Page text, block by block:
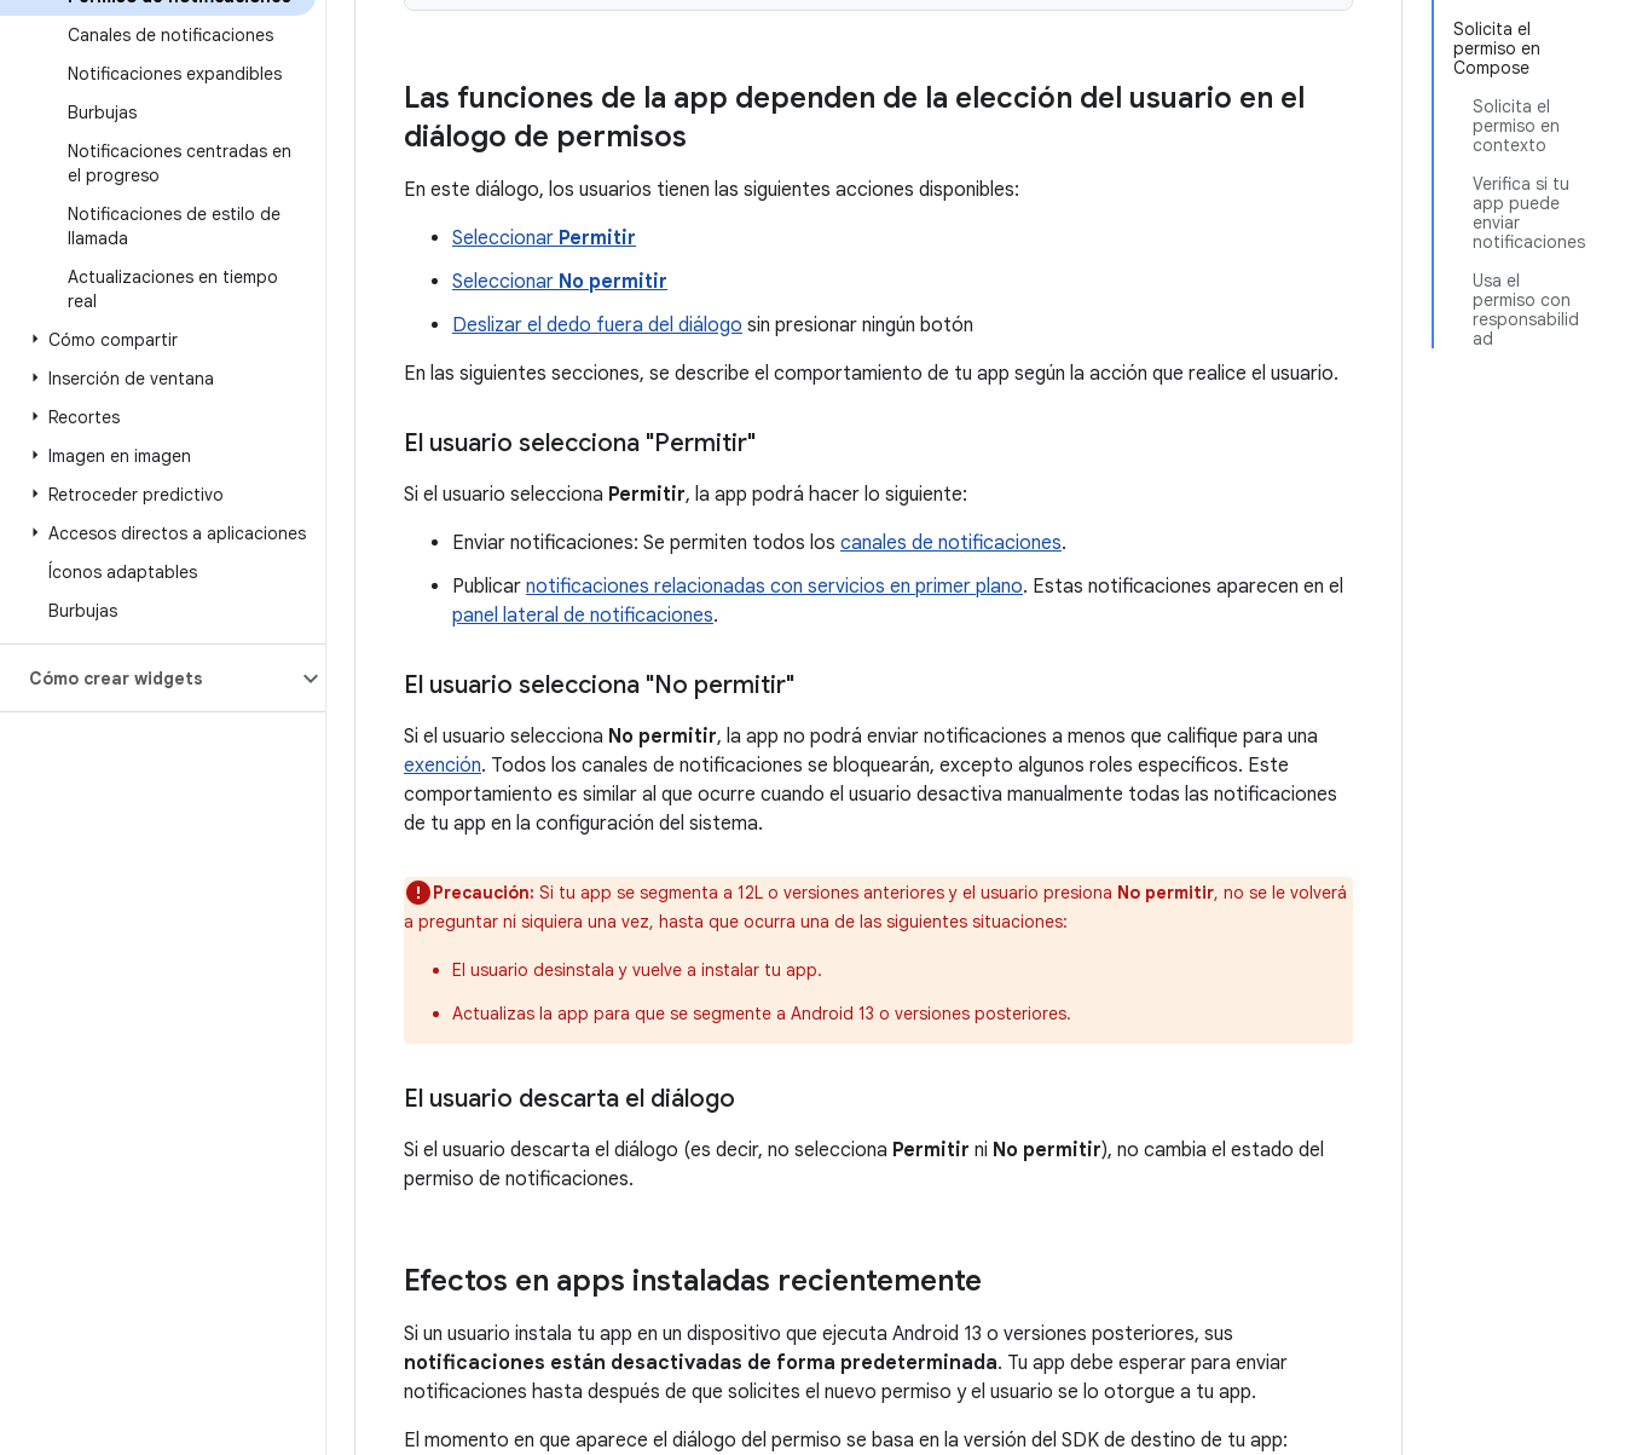
Canales de notificaciones
Notificaciones expandibles
Burbujas
Notificaciones centradas en
el progreso
Notificaciones de estilo de
llamada
Actualizaciones en tiempo
real
Cómo compartir
Inserción de ventana
Recortes
Imagen en imagen
Retroceder predictivo
Accesos directos a aplicaciones
Íconos adaptables
Burbujas
Cómo crear widgets
Solicita el
permiso en
Compose
Solicita el
permiso en
contexto
Verifica si tu
app puede
enviar
notificaciones
Usa el
permiso con
responsabilid
ad
Las funciones de la app dependen de la elección del usuario en el
diálogo de permisos
En este diálogo, los usuarios tienen las siguientes acciones disponibles:
Seleccionar Permitir
Seleccionar No permitir
Deslizar el dedo fuera del diálogo sin presionar ningún botón
En las siguientes secciones, se describe el comportamiento de tu app según la acción que realice el usuario.
El usuario selecciona "Permitir"
Si el usuario selecciona Permitir, la app podrá hacer lo siguiente:
Enviar notificaciones: Se permiten todos los canales de notificaciones.
Publicar notificaciones relacionadas con servicios en primer plano. Estas notificaciones aparecen en el
panel lateral de notificaciones.
El usuario selecciona "No permitir"
Si el usuario selecciona No permitir, la app no podrá enviar notificaciones a menos que califique para una
exención. Todos los canales de notificaciones se bloquearán, excepto algunos roles específicos. Este
comportamiento es similar al que ocurre cuando el usuario desactiva manualmente todas las notificaciones
de tu app en la configuración del sistema.
Precaución: Si tu app se segmenta a 12L o versiones anteriores y el usuario presiona No permitir, no se le volverá
a preguntar ni siquiera una vez, hasta que ocurra una de las siguientes situaciones:
El usuario desinstala y vuelve a instalar tu app.
Actualizas la app para que se segmente a Android 13 o versiones posteriores.
El usuario descarta el diálogo
Si el usuario descarta el diálogo (es decir, no selecciona Permitir ni No permitir), no cambia el estado del
permiso de notificaciones.
Efectos en apps instaladas recientemente
Si un usuario instala tu app en un dispositivo que ejecuta Android 13 o versiones posteriores, sus
notificaciones están desactivadas de forma predeterminada. Tu app debe esperar para enviar
notificaciones hasta después de que solicites el nuevo permiso y el usuario se lo otorgue a tu app.
El momento en que aparece el diálogo del permiso se basa en la versión del SDK de destino de tu app: